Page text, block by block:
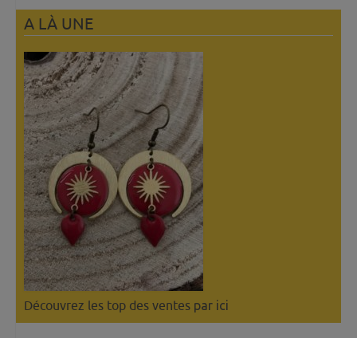
A LÀ UNE
Découvrez les top des ventes par ici